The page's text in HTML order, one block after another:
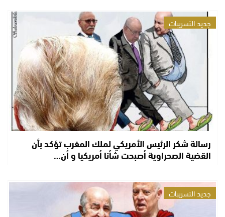
جديد التسريبات
رسالة شكر الرئيس الأمريكي لملك المغرب تؤكد بأن
القضية الصحراوية أصبحت شأنا أمريكيا و أن…
جديد التسريبات